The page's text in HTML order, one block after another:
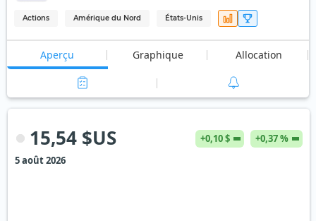
Actions Amérique du Nord États-Unis
Aperçu Graphique Allocation
15,54 $US +0,10 $
+0,37 %
5 août 2026